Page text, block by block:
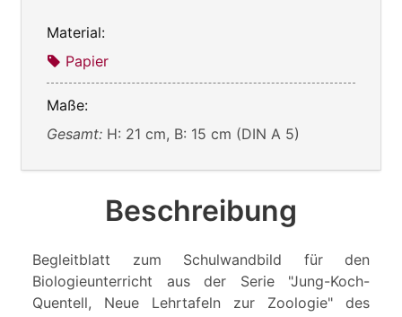
Material:
Papier
Maße:
Gesamt: H: 21 cm, B: 15 cm (DIN A 5)
Beschreibung
Begleitblatt zum Schulwandbild für den
Biologieunterricht aus der Serie "Jung-Koch-
Quentell, Neue Lehrtafeln zur Zoologie" des